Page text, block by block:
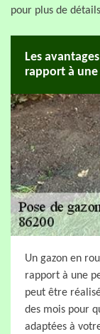
pour plus de
Les
rapport à
Un gazon en
rapport à une
peut être
des mois pour
adaptées à